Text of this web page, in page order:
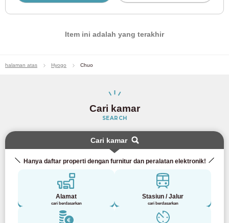
Item ini adalah yang terakhir
halaman atas Hyogo Chuo
Jalur Odakyu Odawara (80)
(9)
Jalur Keisei Chiba
Jalur Keisei Matsudo
Cari kamar
SEARCH
Cari kamar
Hanya daftar properti dengan furnitur dan peralatan elektronik!
Alamat
cari berdasarkan
Stasiun / Jalur
cari berdasarkan